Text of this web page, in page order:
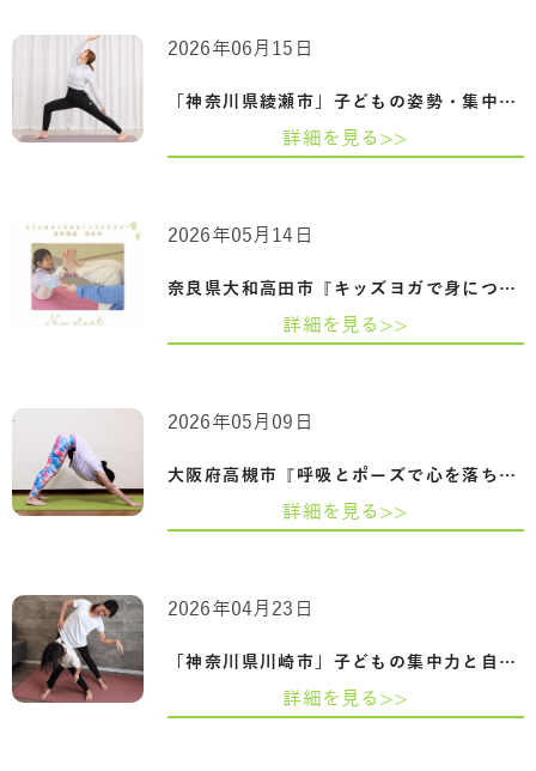
「神奈川県綾瀬市」子どもの姿勢・集中力…
2026年06月15日
詳細を見る>>
奈良県大和高田市『キッズヨガで身につく…
2026年05月14日
詳細を見る>>
大阪府高槻市『呼吸とポーズで心を落ち着…
2026年05月09日
詳細を見る>>
「神奈川県川崎市」子どもの集中力と自己…
2026年04月23日
詳細を見る>>